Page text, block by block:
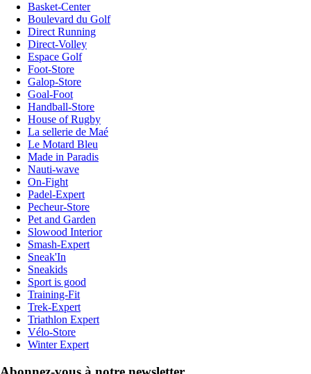
Basket-Center
Boulevard du Golf
Direct Running
Direct-Volley
Espace Golf
Foot-Store
Galop-Store
Goal-Foot
Handball-Store
House of Rugby
La sellerie de Maé
Le Motard Bleu
Made in Paradis
Nauti-wave
On-Fight
Padel-Expert
Pecheur-Store
Pet and Garden
Slowood Interior
Smash-Expert
Sneak'In
Sneakids
Sport is good
Training-Fit
Trek-Expert
Triathlon Expert
Vélo-Store
Winter Expert